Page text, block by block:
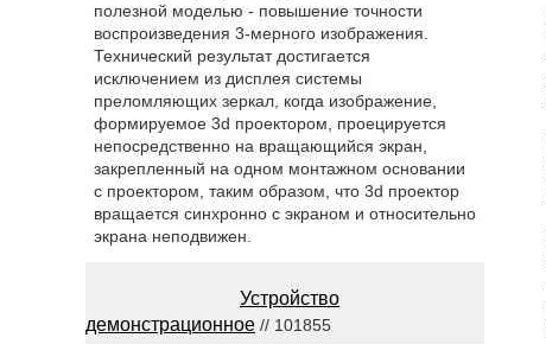
полезной моделью - повышение точности
воспроизведения 3-мерного изображения.
Технический результат достигается
исключением из дисплея системы
преломляющих зеркал, когда изображение,
формируемое 3d проектором, проецируется
непосредственно на вращающийся экран,
закрепленный на одном монтажном основании
с проектором, таким образом, что 3d проектор
вращается синхронно с экраном и относительно
экрана неподвижен.
Устройство
демонстрационное // 101855